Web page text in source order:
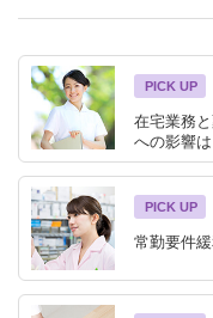
PICK UP
在宅業務
への影響は
PICK UP
常勤要件